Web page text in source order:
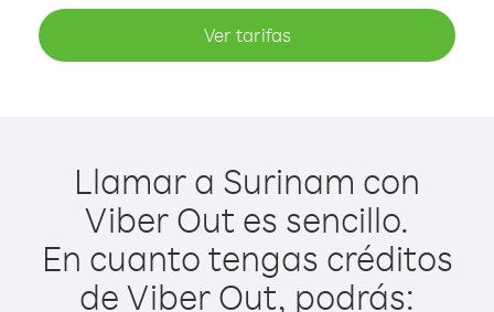
Ver tarifas
Llamar a Surinam con
Viber Out es sencillo.
En cuanto tengas créditos
de Viber Out, podrás: